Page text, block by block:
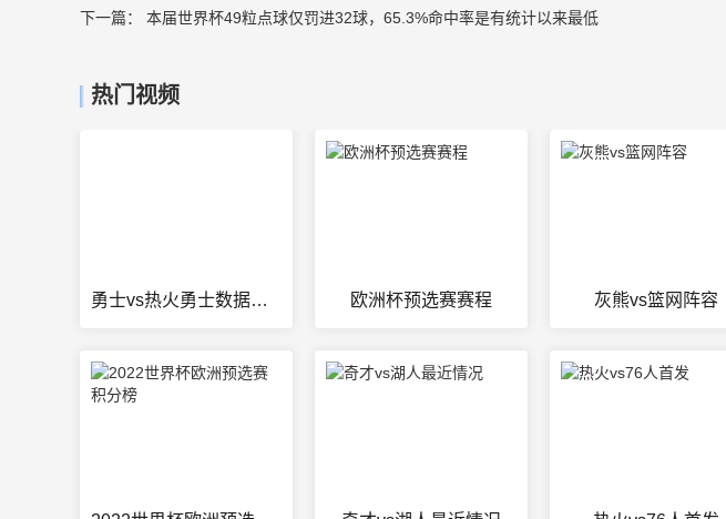
下一篇： 本届世界杯49粒点球仅罚进32球，65.3%命中率是有统计以来最低
热门视频
勇士vs热火勇士数据统计 欧洲杯预选赛赛程 灰熊vs篮网阵容